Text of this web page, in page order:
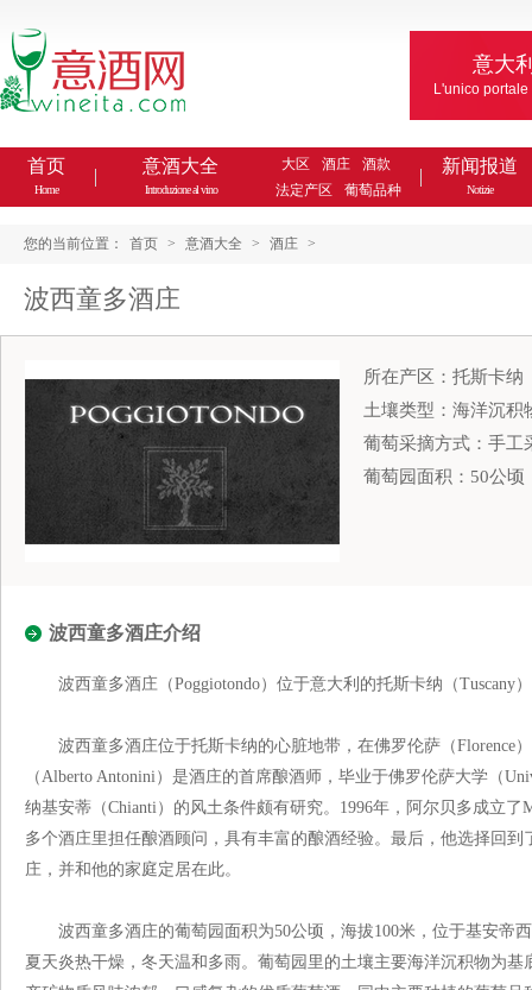
意大
L'unico
首页
Home
意酒大全
Introduzione al vino
大区 酒庄
酒款
法定产区
葡萄品种
新闻报道
Notizie
您的当前位置： 首页 > 意酒大全 > 酒庄 >
波西童多酒庄
所在产区：托斯卡纳
土壤类型：海洋沉积
葡萄采摘方式：手工
葡萄园面积：50公顷
波西童多酒庄介绍
波西童多酒庄（Poggiotondo）位于意大利的托斯卡纳（Tuscany
波西童多酒庄位于托斯卡纳的心脏地带，在佛罗伦萨（Florence）
（Alberto Antonini）是酒庄的首席酿酒师，毕业于佛罗伦萨大学（
纳基安蒂（Chianti）的风土条件颇有研究。1996年，阿尔贝多成立
多个酒庄里担任酿酒顾问，具有丰富的酿酒经验。最后，他选择回
庄，并和他的家庭定居在此。
波西童多酒庄的葡萄园面积为50公顷，海拔100米，位于基安帝
夏天炎热干燥，冬天温和多雨。葡萄园里的土壤主要海洋沉积物为